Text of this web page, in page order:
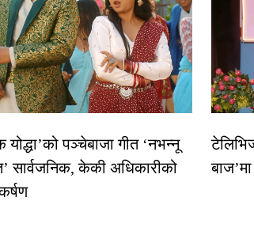
योद्धा’को पञ्चेबाजा गीत ‘नभन्नू
सार्वजनिक, केकी अधिकारीको